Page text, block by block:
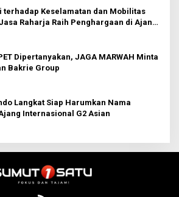
terhadap Keselamatan dan Mobilitas
Raharja Raih Penghargaan di Ajang
Awards 2026
Dipertanyakan, JAGA MARWAH Minta
Bakrie Group
Langkat Siap Harumkan Nama
Internasional G2 Asian